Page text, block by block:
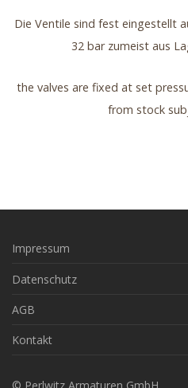
Die Ventile sind fest eingestellt
32 bar zumeist aus
the valves are fixed at set
from stock
Impressum
Datenschutz
AGB
Kontakt